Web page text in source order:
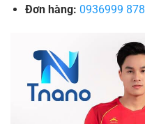
Đơn hàng: 0936999 878